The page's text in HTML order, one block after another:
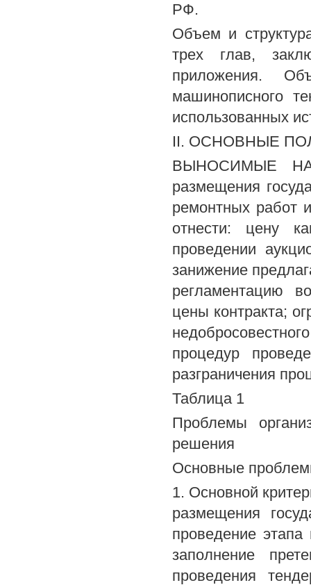
РФ.
Объем и
трех глав,
приложения.
машинописного
использованных
II. ОСНОВНЫЕ
ВЫНОСИМЫЕ НА
размещения
ремонтных работ
отнести: цену
проведении
занижение
регламентацию
цены контракта;
процедур
разграничения
Таблица 1
Проблемы
решения
Основные
1. Основной
размещения
проведение
заполнение
проведения